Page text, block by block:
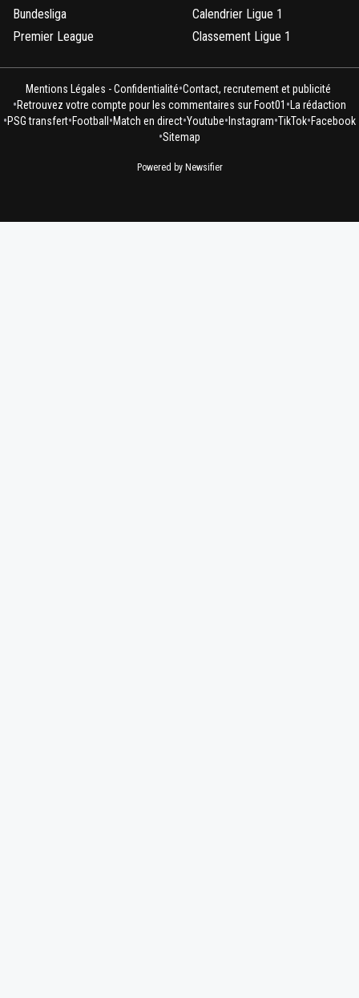
Bundesliga
Premier League
Calendrier Ligue 1
Classement Ligue 1
Mentions Légales - Confidentialité•Contact, recrutement et publicité
•Retrouvez votre compte pour les commentaires sur Foot01 • La rédaction
•PSG transfert•Football •Match en direct•Youtube• Instagram•TikTok•Facebook
•Sitemap
Powered by Newsifier